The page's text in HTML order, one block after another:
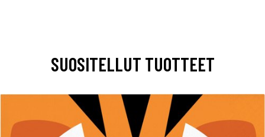
SUOSITELLUT TUOTTEET